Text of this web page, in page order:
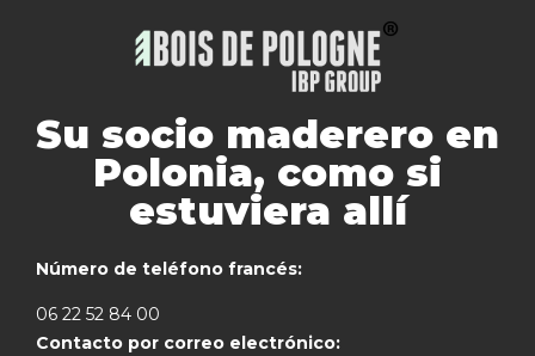
Su socio maderero en
Polonia, como si
estuviera allí
Número de teléfono francés:
06 22 52 84 00
Contacto por correo electrónico: